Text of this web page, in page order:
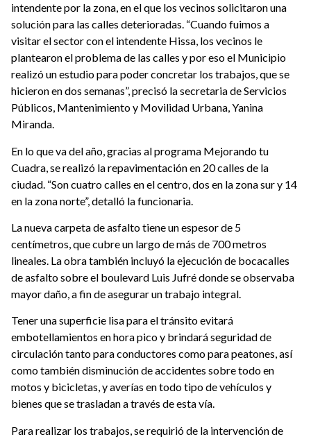
intendente por la zona, en el que los vecinos solicitaron una
solución para las calles deterioradas. “Cuando fuimos a
visitar el sector con el intendente Hissa, los vecinos le
plantearon el problema de las calles y por eso el Municipio
realizó un estudio para poder concretar los trabajos, que se
hicieron en dos semanas”, precisó la secretaria de Servicios
Públicos, Mantenimiento y Movilidad Urbana, Yanina
Miranda.
En lo que va del año, gracias al programa Mejorando tu
Cuadra, se realizó la repavimentación en 20 calles de la
ciudad. “Son cuatro calles en el centro, dos en la zona sur y 14
en la zona norte”, detalló la funcionaria.
La nueva carpeta de asfalto tiene un espesor de 5
centímetros, que cubre un largo de más de 700 metros
lineales. La obra también incluyó la ejecución de bocacalles
de asfalto sobre el boulevard Luis Jufré donde se observaba
mayor daño, a fin de asegurar un trabajo integral.
Tener una superficie lisa para el tránsito evitará
embotellamientos en hora pico y brindará seguridad de
circulación tanto para conductores como para peatones, así
como también disminución de accidentes sobre todo en
motos y bicicletas, y averías en todo tipo de vehículos y
bienes que se trasladan a través de esta vía.
Para realizar los trabajos, se requirió de la intervención de